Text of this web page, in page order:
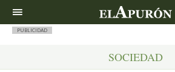
PUBLICIDAD
SOCIEDAD